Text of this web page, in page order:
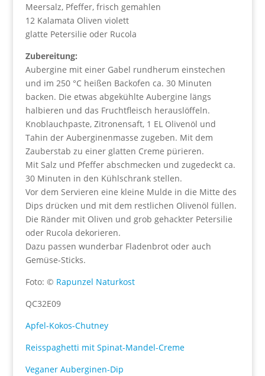
Meersalz, Pfeffer, frisch gemahlen
12 Kalamata Oliven violett
glatte Petersilie oder Rucola
Zubereitung:
Aubergine mit einer Gabel rundherum einstechen
und im 250 °C heißen Backofen ca. 30 Minuten
backen. Die etwas abgekühlte Aubergine längs
halbieren und das Fruchtfleisch herauslöffeln.
Knoblauchpaste, Zitronensaft, 1 EL Olivenöl und
Tahin der Auberginenmasse zugeben. Mit dem
Zauberstab zu einer glatten Creme pürieren.
Mit Salz und Pfeffer abschmecken und zugedeckt ca.
30 Minuten in den Kühlschrank stellen.
Vor dem Servieren eine kleine Mulde in die Mitte des
Dips drücken und mit dem restlichen Olivenöl füllen.
Die Ränder mit Oliven und grob gehackter Petersilie
oder Rucola dekorieren.
Dazu passen wunderbar Fladenbrot oder auch
Gemüse-Sticks.
Foto: © Rapunzel Naturkost
QC32E09
Apfel-Kokos-Chutney
Reisspaghetti mit Spinat-Mandel-Creme
Veganer Auberginen-Dip